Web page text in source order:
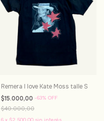
Remera I love Kate Moss talle S
$15.000,00 -63% OFF
$40.000,00
6 x $2.500,00 sin interés